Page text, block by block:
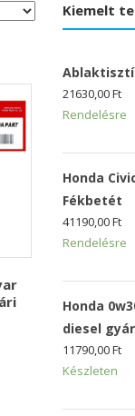
Kiemelt
21630,00Ft
Rendelésre
Honda
Fékbetét
41190,00Ft
Rendelésre
Honda
diesel
11790,00Ft
Készleten